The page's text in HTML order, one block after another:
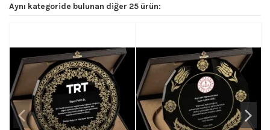
Aynı kategoride bulunan diğer 25 ürün: